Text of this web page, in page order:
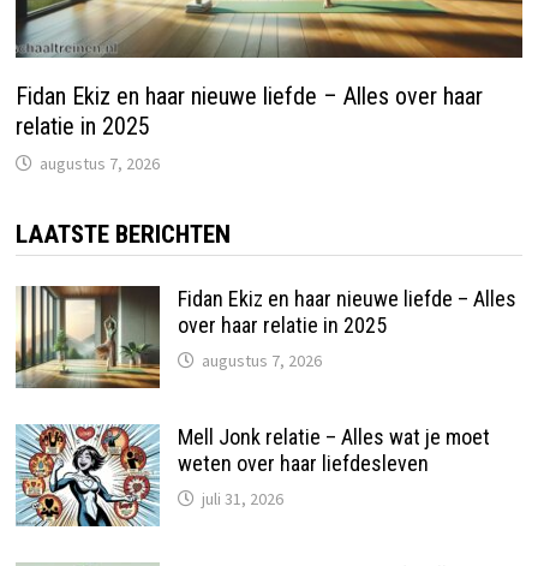
Fidan Ekiz en haar nieuwe liefde – Alles over haar
relatie in 2025
augustus 7, 2026
LAATSTE BERICHTEN
Fidan Ekiz en haar nieuwe liefde – Alles
over haar relatie in 2025
augustus 7, 2026
Mell Jonk relatie – Alles wat je moet
weten over haar liefdesleven
juli 31, 2026